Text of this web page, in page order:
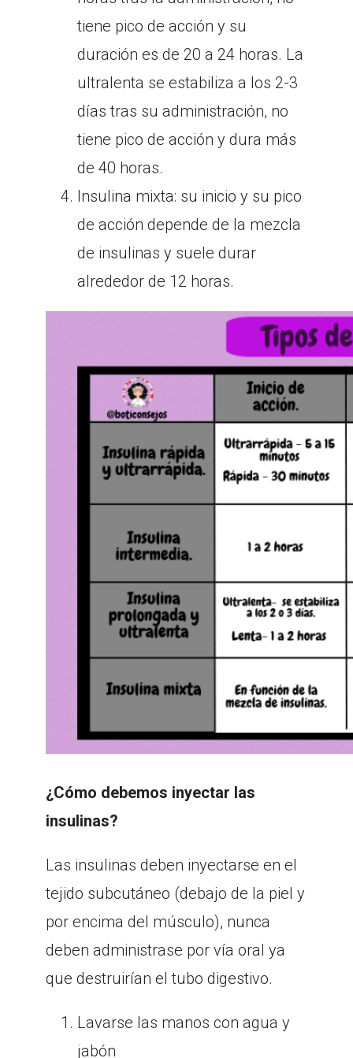
tiene pico de acción y su
duración es de 20 a 24 horas. La
ultralenta se estabiliza a los 2-3
días tras su administración, no
tiene pico de acción y dura más
de 40 horas.
Insulina mixta: su inicio y su pico
de acción depende de la mezcla
de insulinas y suele durar
alrededor de 12 horas.
¿Cómo debemos inyectar las
insulinas?
Las insulinas deben inyectarse en el
tejido subcutáneo (debajo de la piel y
por encima del músculo), nunca
deben administrase por vía oral ya
que destruirían el tubo digestivo.
Lavarse las manos con agua y
jabón